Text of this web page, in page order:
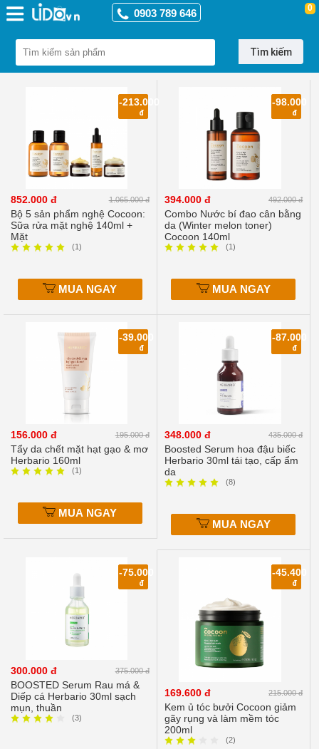
khỏe
Sản
phẩm
nhiên
-
Handmade
›
Sóc
Nhân
Chăm
› Chăm
sóc
da
mặt
Thực
phẩm
chức
phẩm
chức
năng
làm
đẹp
0903 789 646 0
Tìm kiếm
852.000 đ 1.065.000 đ
Bộ 5 sản phẩm nghệ Cocoon:
Sữa rửa mặt nghệ 140ml +
Mặt
-213.000
đ
(1)
MUA NGAY
394.000 đ 492.000 đ
Combo Nước bí đao cân bằng
da (Winter melon toner)
Cocoon 140ml
-98.000
đ
(1)
MUA NGAY
156.000 đ 195.000 đ
Tẩy da chết mặt hạt gạo & mơ
Herbario 160ml
-39.000
đ
(1)
MUA NGAY
348.000 đ 435.000 đ
Boosted Serum hoa đậu biếc
Herbario 30ml tái tạo, cấp ẩm
da
-87.000
đ
(8)
MUA NGAY
300.000 đ 375.000 đ
BOOSTED Serum Rau má &
Diếp cá Herbario 30ml sạch
mụn, thuần
-75.000
đ
(3)
169.600 đ 215.000 đ
Kem ủ tóc bưởi Cocoon giảm
gãy rụng và làm mềm tóc
200ml
-45.400
đ
(2)